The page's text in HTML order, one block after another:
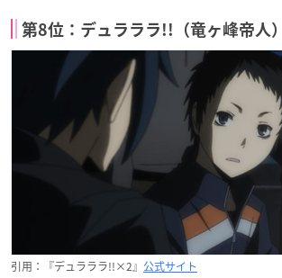
第8位：デュラララ!!（竜ヶ峰帝人
引用：『デュラララ!!×2』 公式サイト